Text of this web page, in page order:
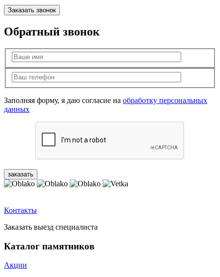
Заказать звонок
Обратный звонок
Заполняя форму, я даю согласие на обработку персональных
данных
Контакты
Заказать выезд специалиста
Каталог памятников
Акции